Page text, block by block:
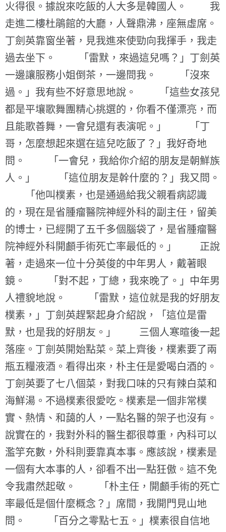
火得很。據說來吃飯的人大多是韓國人。 我
走進二樓杜鵑館的大廳，人聲鼎沸，座無虛席。
丁劍英靠窗坐著，見我進來使勁向我揮手，我走
過去坐下。 「雷默，來過這兒嗎？」丁劍英
一邊讓服務小姐倒茶，一邊問我。 「沒來
過。」我有些不好意思地說。 「這些女孩兒
都是平壤歌舞團精心挑選的，你看不僅漂亮，而
且能歌善舞，一會兒還有表演呢。」 「丁
哥，怎麼想起來選在這兒吃飯了？」我好奇地
問。 「一會兒，我給你介紹的朋友是朝鮮族
人。」 「這位朋友是幹什麼的？」我又問。
「他叫樸素，也是通過給我父親看病認識
的，現在是省腫瘤醫院神經外科的副主任，留美
的博士，已經開了五千多個腦袋了，是省腫瘤醫
院神經外科開顱手術死亡率最低的。」 正說
著，走過來一位十分英俊的中年男人，戴著眼
鏡。 「對不起，丁總，我來晚了。」中年男
人禮貌地說。 「雷默，這位就是我的好朋友
樸素，」丁劍英趕緊起身介紹說，「這位是雷
默，也是我的好朋友。」 三個人寒暄後一起
落座。丁劍英開始點菜。菜上齊後，樸素要了兩
瓶五糧液酒。看得出來，朴主任是愛喝白酒的。
丁劍英要了七八個菜，對我口味的只有辣白菜和
海鮮湯。不過樸素很愛吃。樸素是一個非常樸
實、熱情、和藹的人，一點名醫的架子也沒有。
說實在的，我對外科的醫生都很尊重，內科可以
濫竽充數，外科則要靠真本事。應該說，樸素是
一個有大本事的人，卻看不出一點狂傲。這不免
令我肅然起敬。 「朴主任，開顱手術的死亡
率最低是個什麼概念？」席間，我開門見山地
問。 「百分之零點七五。」樸素很自信地